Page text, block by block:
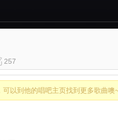
257
可以到他的唱吧主页找到更多歌曲噢